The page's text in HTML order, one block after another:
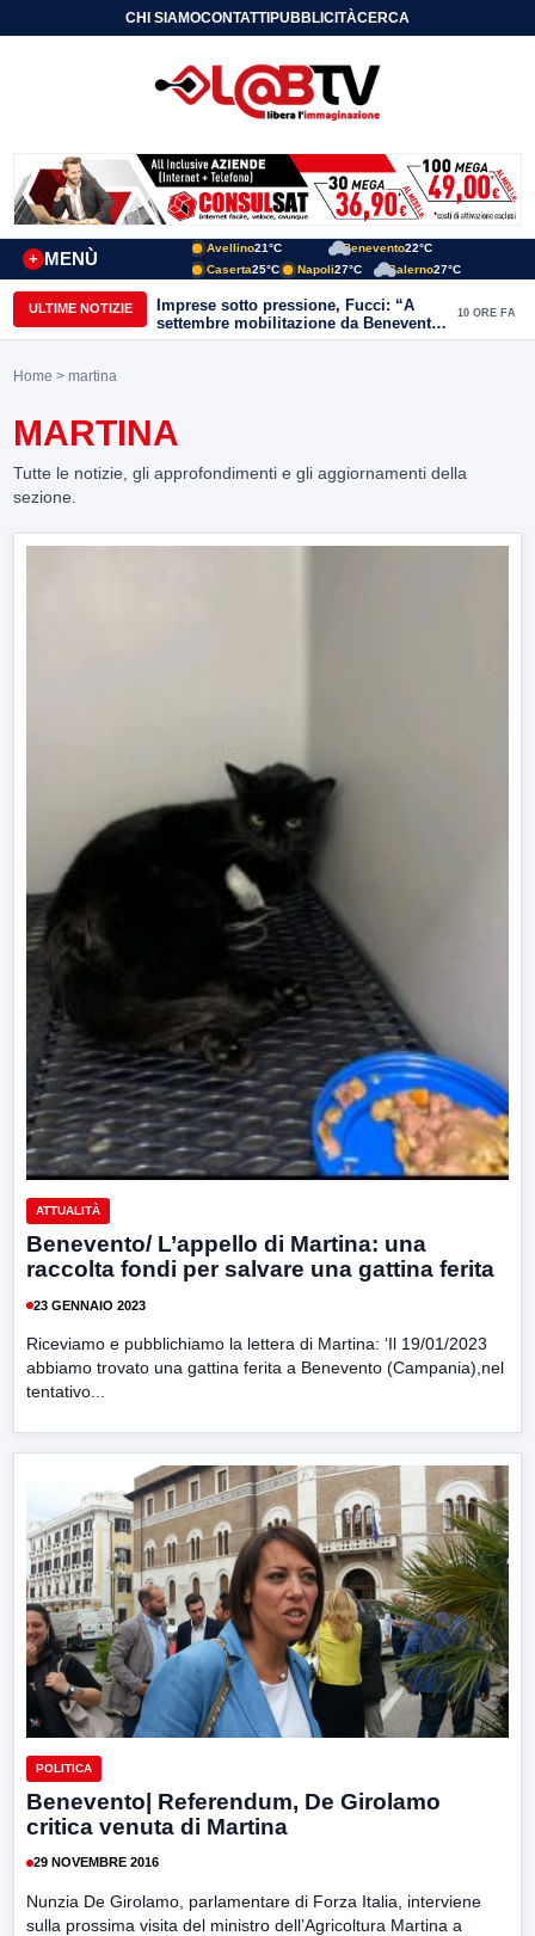
CHI SIAMOCONTATTIPUBBLICITÀCERCA
MENÙ
+
Avellino21°C Benevento22°C
Caserta25°C Napoli27°C Salerno27°C
ULTIME NOTIZIE
Imprese sotto pressione, Fucci: “A
settembre mobilitazione da Benevento
e Avellino”
10 ORE FA
Home > martina
MARTINA
Tutte le notizie, gli approfondimenti e gli aggiornamenti della
sezione.
ATTUALITÀ
Benevento/ L’appello di Martina: una
raccolta fondi per salvare una gattina ferita
23 GENNAIO 2023
Riceviamo e pubblichiamo la lettera di Martina: ‘Il 19/01/2023
abbiamo trovato una gattina ferita a Benevento (Campania),nel
tentativo...
POLITICA
Benevento| Referendum, De Girolamo
critica venuta di Martina
29 NOVEMBRE 2016
Nunzia De Girolamo, parlamentare di Forza Italia, interviene
sulla prossima visita del ministro dell’Agricoltura Martina a